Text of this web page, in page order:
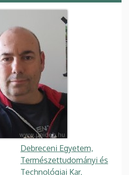
Debreceni Egyetem,
Természettudományi és
Technológiai Kar,